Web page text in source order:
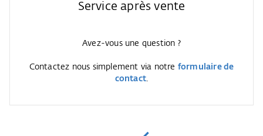
Service après vente
Avez-vous une question ?
Contactez nous simplement via notre formulaire de
contact.